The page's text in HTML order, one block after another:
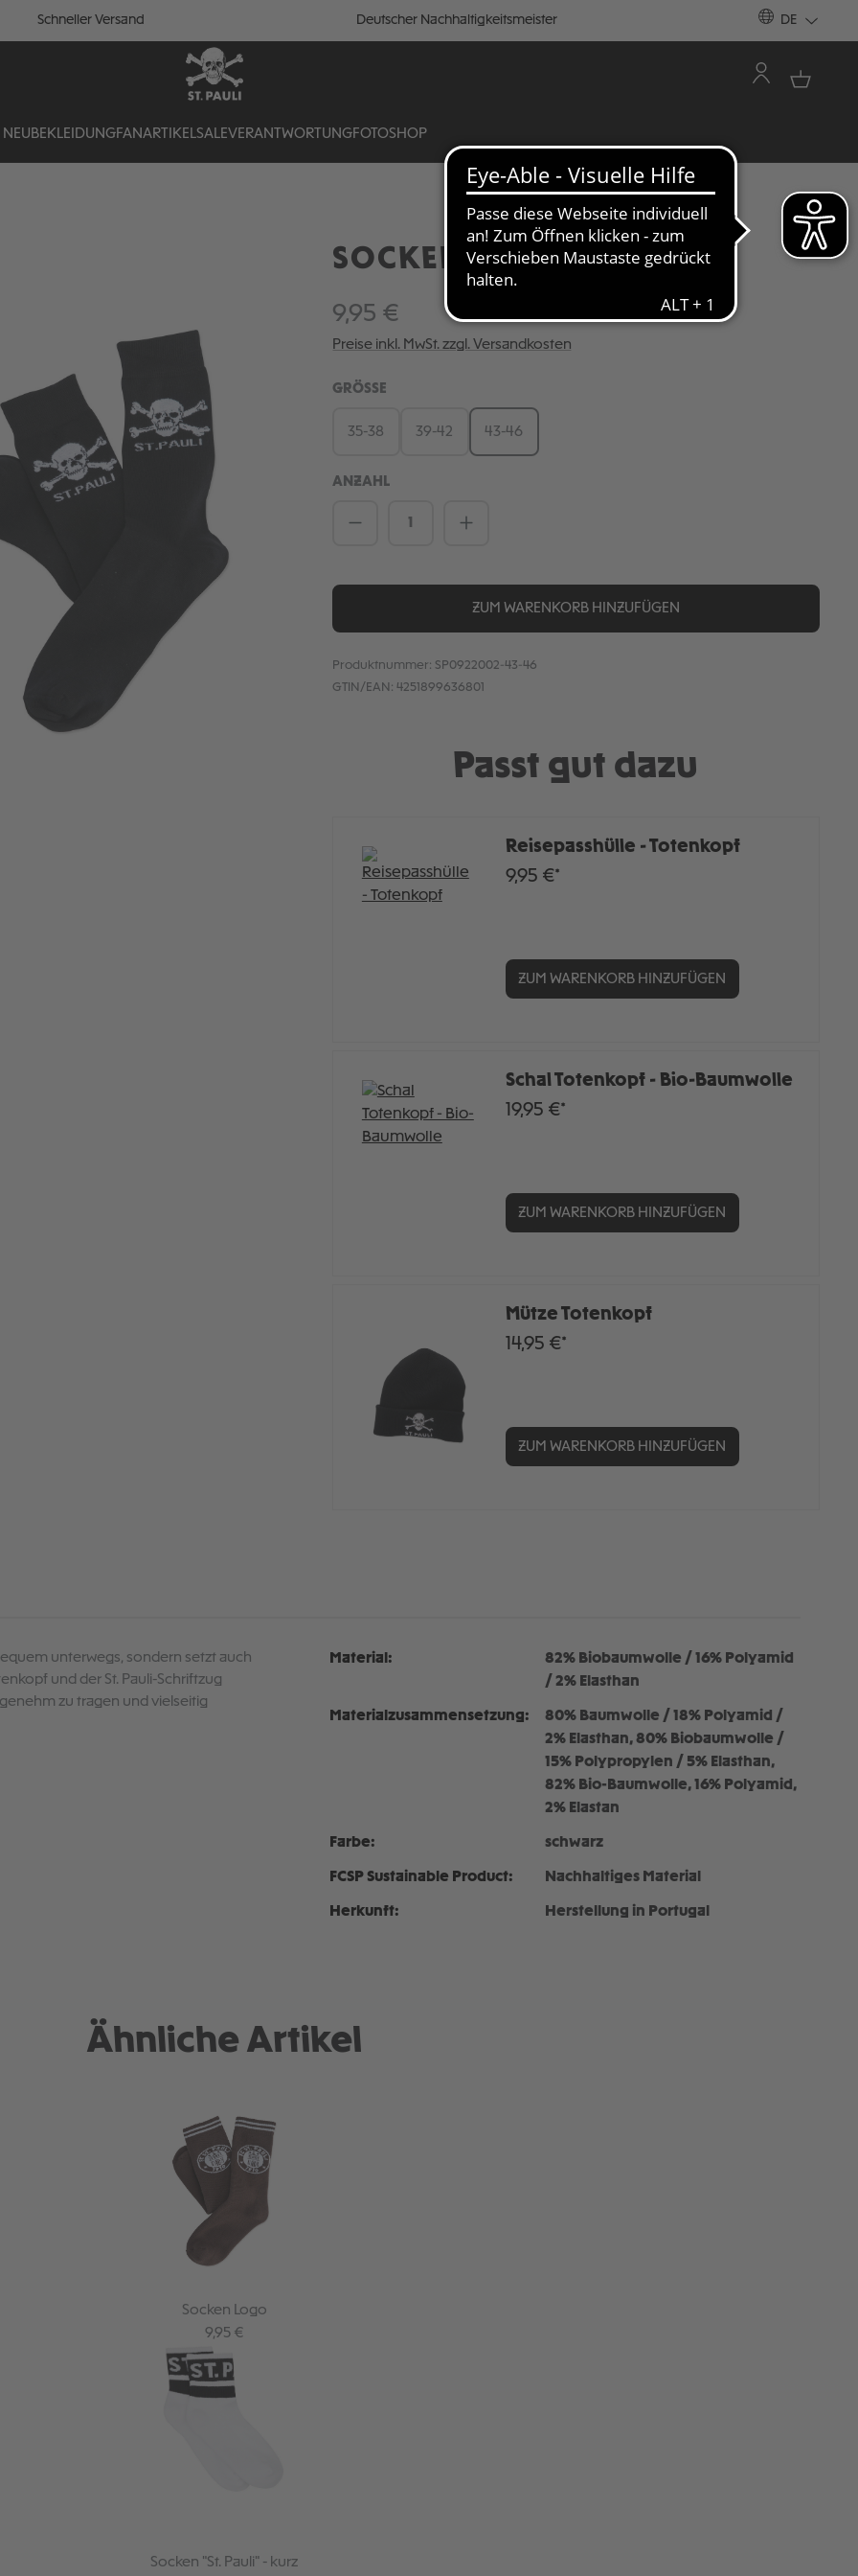
Schneller Versand Deutscher Nachhaltigkeitsmeister DE
NEU BEKLEIDUNGFANARTIKELSALEVERANTWORTUNGFOTOSHOP
SOCKEN TOTENKOPF
9,95 €
Preise inkl. MwSt. zzgl. Versandkosten
GRÖSSE AUSWÄHLEN
35-38 39-42 43-46
ANZAHL
Produkt Anzahl: Gib den gewünschten Wert
ZUM WARENKORB HINZUFÜGEN
Produktnummer: SP0922002-43-46
GTIN/EAN: 4251899636801
Passt gut dazu
Reisepasshülle - Totenkopf
9,95 €*
ZUM WARENKORB HINZUFÜGEN
Schal Totenkopf - Bio-Baumwolle
19,95 €*
ZUM WARENKORB HINZUFÜGEN
Mütze Totenkopf
14,95 €*
ZUM WARENKORB HINZUFÜGEN
unterwegs, sondern setzt auch
und der St. Pauli-Schriftzug
zu tragen und vielseitig
Material:
82% Biobaumwolle / 16% Polyamid
/ 2% Elasthan
Materialzusammensetzung:
80% Baumwolle / 18% Polyamid /
2% Elasthan, 80% Biobaumwolle /
15% Polypropylen / 5% Elasthan,
82% Bio-Baumwolle, 16% Polyamid,
2% Elastan
Farbe: schwarz
FCSP Sustainable Product: Nachhaltiges Material
Herkunft: Herstellung in Portugal
Ähnliche Artikel
Socken Logo
Regulärer Preis:
9,95 €
Socken "St. Pauli" - kurz